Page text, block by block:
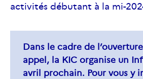
activités débutant à la mi-
Dans le cadre de
appel, la KIC organise un
avril prochain. Pour vous y